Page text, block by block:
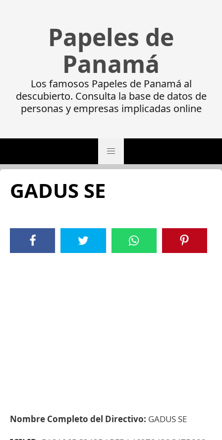
Papeles de
Panamá
Los famosos Papeles de Panamá al
descubierto. Consulta la base de datos de
personas y empresas implicadas online
GADUS SE
Nombre Completo del Directivo: GADUS SE